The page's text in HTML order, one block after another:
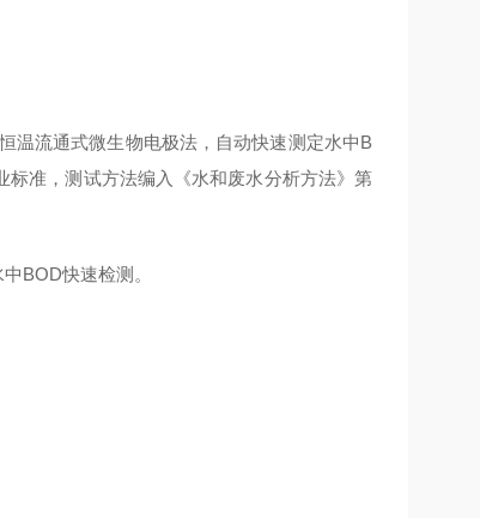
温流通式微生物电极法，自动快速测定水中B
准，测试方法编入《水和废水分析方法》第
BOD快速检测。